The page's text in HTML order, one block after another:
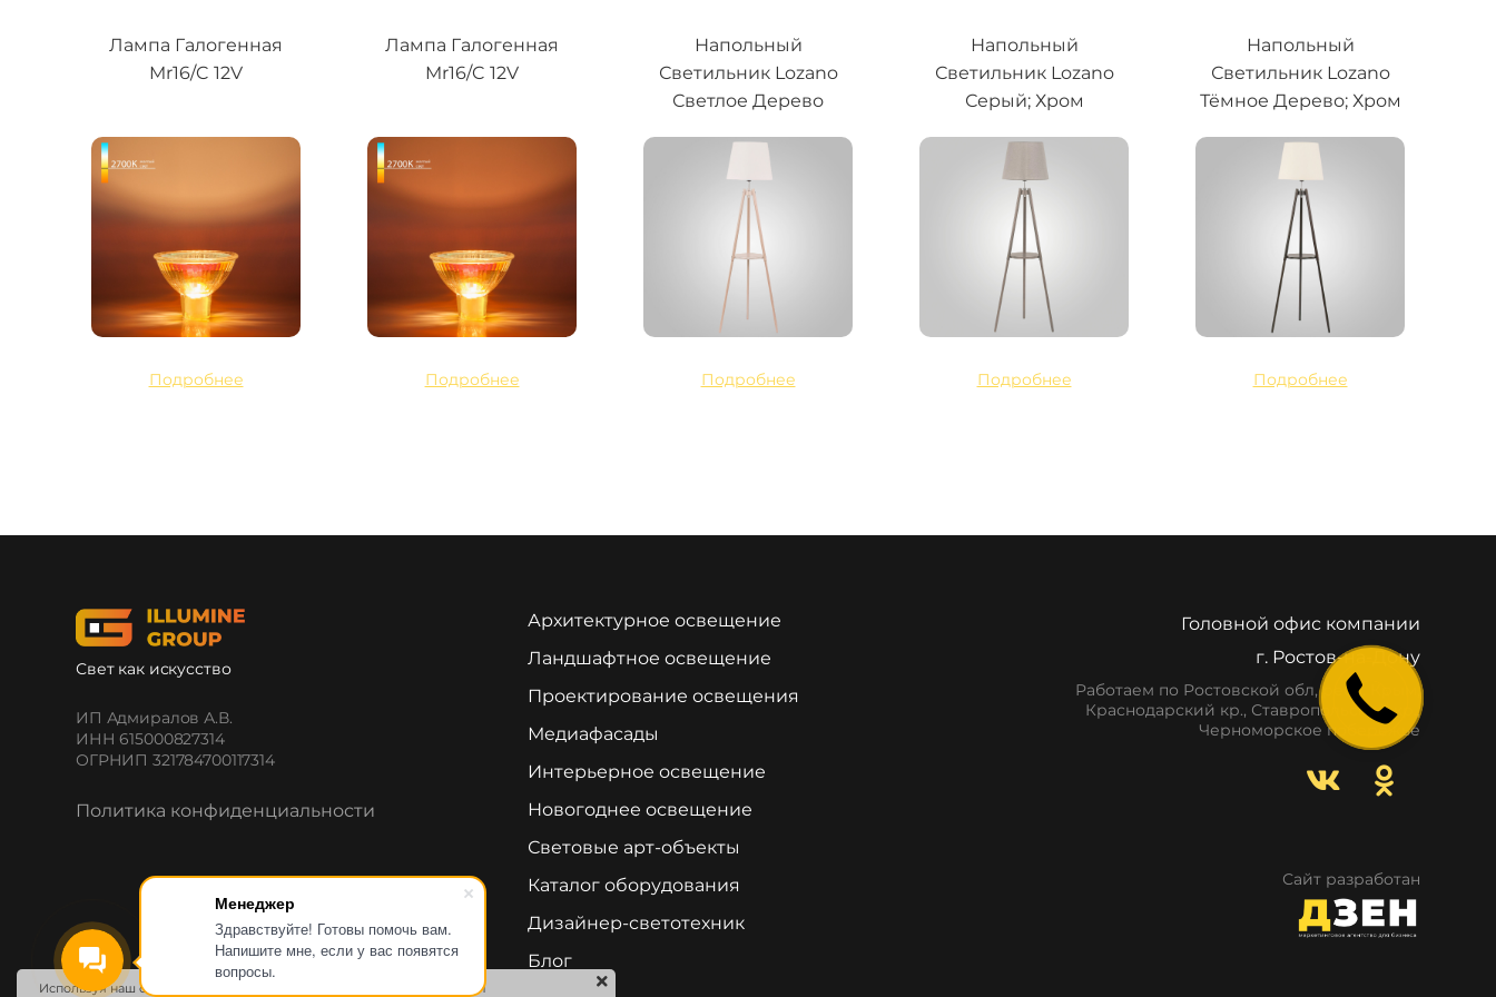
Менеджер
Здравствуйте! Готовы помочь вам.
Напишите мне, если у вас появятся
вопросы.
Лампа Галогенная
Mr16/C 12V
Подробнее
Лампа Галогенная
Mr16/C 12V
Подробнее
Напольный
Светильник Lozano
Светлое Дерево
Подробнее
Напольный
Светильник Lozano
Серый; Хром
Подробнее
Напольный
Светильник Lozano
Тёмное Дерево; Хром
Подробнее
Свет как искусство
ИП Адмиралов А.В.
ИНН 615000827314
ОГРНИП 321784700117314
Политика конфиденциальности
Архитектурное освещение
Ландшафтное освещение
Проектирование освещения
Медиафасады
Интерьерное освещение
Новогоднее освещение
Световые арт-объекты
Каталог оборудования
Дизайнер-светотехник
Блог
Головной офис компании
г. Ростов-на-Дону
Работаем по Ростовской обл, респ. Крым,
Краснодарский кр., Ставропольский кр.,
Черноморское побережье
Сайт разработан
Используя наш сайт, вы даете согласие на обработку файлов cookie и